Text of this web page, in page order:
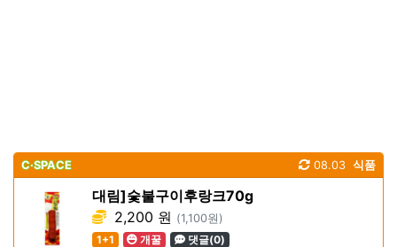
C·SPACE 식품
08.03
대림]숯불구이후랑크70g
2,200 원 (1,100원)
1+1
개꿀 댓글(0)